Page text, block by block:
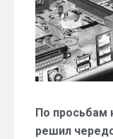
По просьбам
решил